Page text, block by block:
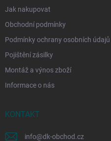
Jak nakupovat
Obchodní podmínky
Podmínky ochrany osobních údajů
Pojištění zásilky
Montáž a výnos zboží
Informace o nás
KONTAKT
info@dk-obchod.cz